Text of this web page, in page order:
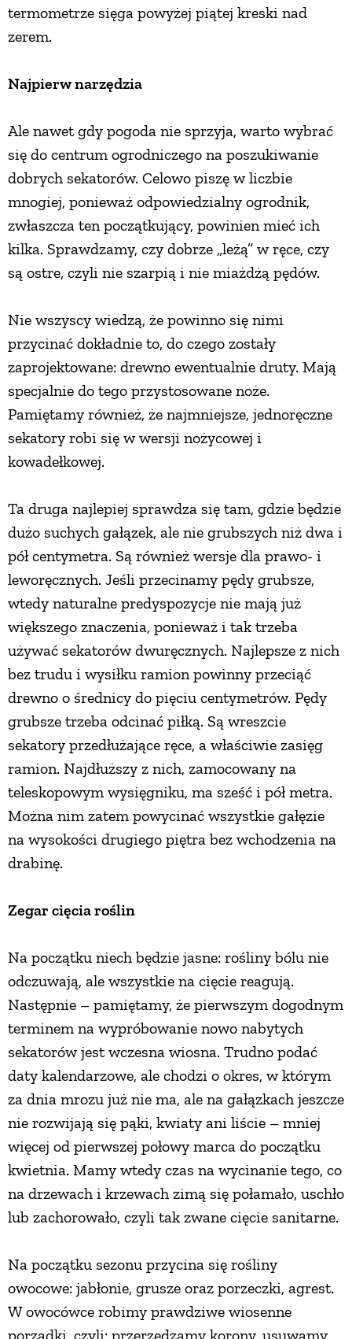
termometrze sięga powyżej piątej kreski nad
zerem.
Najpierw narzędzia
Ale nawet gdy pogoda nie sprzyja, warto wybrać
się do centrum ogrodniczego na poszukiwanie
dobrych sekatorów. Celowo piszę w liczbie
mnogiej, ponieważ odpowiedzialny ogrodnik,
zwłaszcza ten początkujący, powinien mieć ich
kilka. Sprawdzamy, czy dobrze „leżą” w ręce, czy
są ostre, czyli nie szarpią i nie miażdżą pędów.
Nie wszyscy wiedzą, że powinno się nimi
przycinać dokładnie to, do czego zostały
zaprojektowane: drewno ewentualnie druty. Mają
specjalnie do tego przystosowane noże.
Pamiętamy również, że najmniejsze, jednoręczne
sekatory robi się w wersji nożycowej i
kowadełkowej.
Ta druga najlepiej sprawdza się tam, gdzie będzie
dużo suchych gałązek, ale nie grubszych niż dwa i
pół centymetra. Są również wersje dla prawo- i
leworęcznych. Jeśli przecinamy pędy grubsze,
wtedy naturalne predyspozycje nie mają już
większego znaczenia, ponieważ i tak trzeba
używać sekatorów dwuręcznych. Najlepsze z nich
bez trudu i wysiłku ramion powinny przeciąć
drewno o średnicy do pięciu centymetrów. Pędy
grubsze trzeba odcinać piłką. Są wreszcie
sekatory przedłużające ręce, a właściwie zasięg
ramion. Najdłuższy z nich, zamocowany na
teleskopowym wysięgniku, ma sześć i pół metra.
Można nim zatem powycinać wszystkie gałęzie
na wysokości drugiego piętra bez wchodzenia na
drabinę.
Zegar cięcia roślin
Na początku niech będzie jasne: rośliny bólu nie
odczuwają, ale wszystkie na cięcie reagują.
Następnie – pamiętamy, że pierwszym dogodnym
terminem na wypróbowanie nowo nabytych
sekatorów jest wczesna wiosna. Trudno podać
daty kalendarzowe, ale chodzi o okres, w którym
za dnia mrozu już nie ma, ale na gałązkach jeszcze
nie rozwijają się pąki, kwiaty ani liście – mniej
więcej od pierwszej połowy marca do początku
kwietnia. Mamy wtedy czas na wycinanie tego, co
na drzewach i krzewach zimą się połamało, uschło
lub zachorowało, czyli tak zwane cięcie sanitarne.
Na początku sezonu przycina się rośliny
owocowe: jabłonie, grusze oraz porzeczki, agrest.
W owocówce robimy prawdziwe wiosenne
porządki, czyli: przerzedzamy korony, usuwamy
ŚNIADANIA
DANIA GŁÓWNE
CIASTA I DESERY
DODATKI